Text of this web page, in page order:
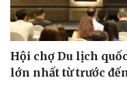
Văn học
Âm nhạc
Di sản
Hội chợ Du lịch
lớn nhất từ trước